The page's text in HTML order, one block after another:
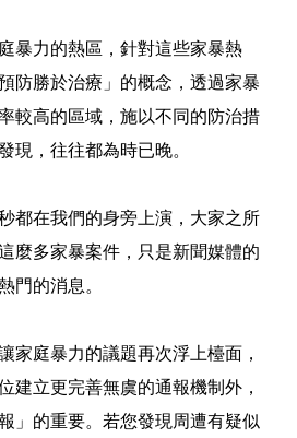
暴力的熱區，針對這些家暴熱
防勝於治療」的概念，透過家暴
較高的區域，施以不同的防治措
現，往往都為時已晚。
都在我們的身旁上演，大家之所
麼多家暴案件，只是新聞媒體的
門的消息。
家庭暴力的議題再次浮上檯面，
建立更完善無虞的通報機制外，
」的重要。若您發現周遭有疑似